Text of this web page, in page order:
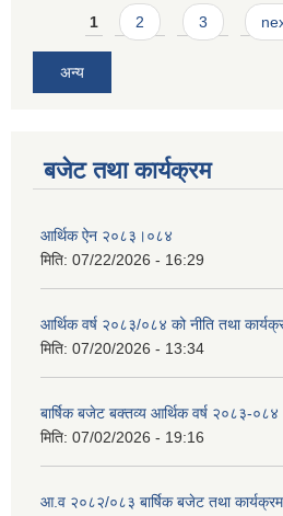
Pages
1 2 3
अन्य
बजेट तथा कार्यक्रम
आर्थिक ऐन २०८३।०८४
मिति: 07/22/2026 - 16:29
आर्थिक वर्ष २०८३/०८४ को नीति तथा
मिति: 07/20/2026 - 13:34
बार्षिक बजेट बक्तव्य आर्थिक वर्ष २०८३-०८४
मिति: 07/02/2026 - 19:16
आ.व २०८२/०८३ बार्षिक बजेट तथा कार्यक्रम